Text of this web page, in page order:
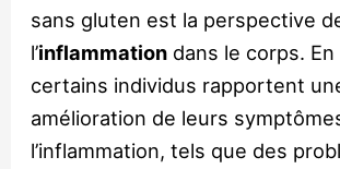
sans gluten est la perspective
l’inflammation dans le corps.
certains individus rapportent
amélioration de leurs
l’inflammation, tels que des